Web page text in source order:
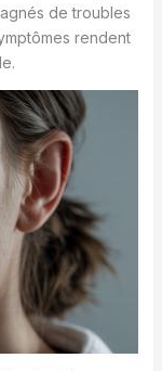
de troubles
rendent